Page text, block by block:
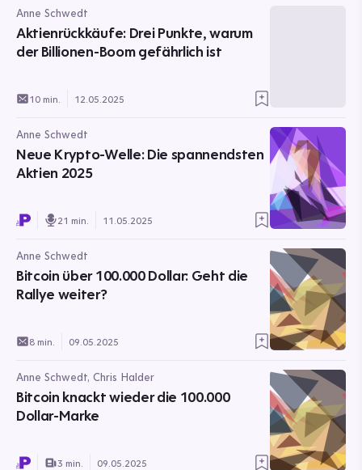
Anne Schwedt
Aktienrückkäufe: Drei Punkte, warum
der Billionen-Boom gefährlich ist
10 min. 12.05.2025
Anne Schwedt
Neue Krypto-Welle: Die spannendsten
Aktien 2025
21 min. 11.05.2025
Anne Schwedt
Bitcoin über 100.000 Dollar: Geht die
Rallye weiter?
8 min. 09.05.2025
Anne Schwedt, Chris Halder
Bitcoin knackt wieder die 100.000
Dollar-Marke
3 min. 09.05.2025